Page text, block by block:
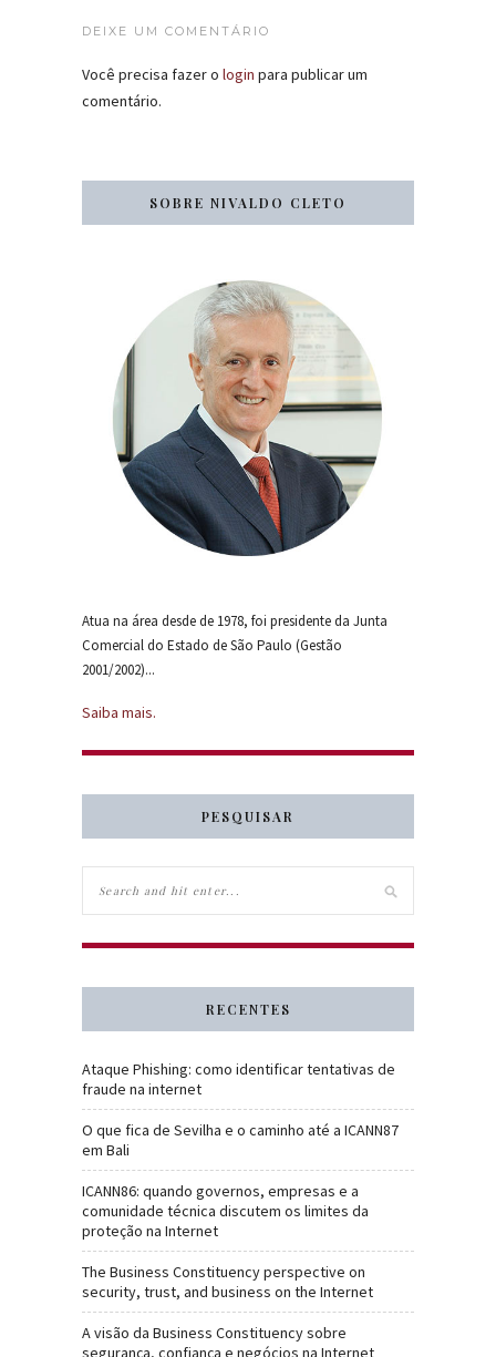
DEIXE UM COMENTÁRIO
Você precisa fazer o login para publicar um
comentário.
SOBRE NIVALDO CLETO
Atua na área desde de 1978, foi presidente da Junta
Comercial do Estado de São Paulo (Gestão
2001/2002)...
Saiba mais.
PESQUISAR
RECENTES
Ataque Phishing: como identificar tentativas de
fraude na internet
O que fica de Sevilha e o caminho até a ICANN87
em Bali
ICANN86: quando governos, empresas e a
comunidade técnica discutem os limites da
proteção na Internet
The Business Constituency perspective on
security, trust, and business on the Internet
A visão da Business Constituency sobre
segurança, confiança e negócios na Internet